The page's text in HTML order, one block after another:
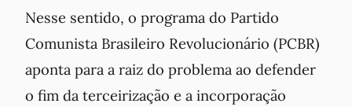
Nesse sentido, o programa do Partido
Comunista Brasileiro Revolucionário (PCBR)
aponta para a raiz do problema ao defender
o fim da terceirização e a incorporação